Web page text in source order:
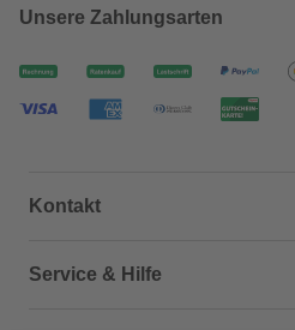
Unsere Zahlungsarten
Kontakt
Dein Kontakt zu uns
Service & Hilfe